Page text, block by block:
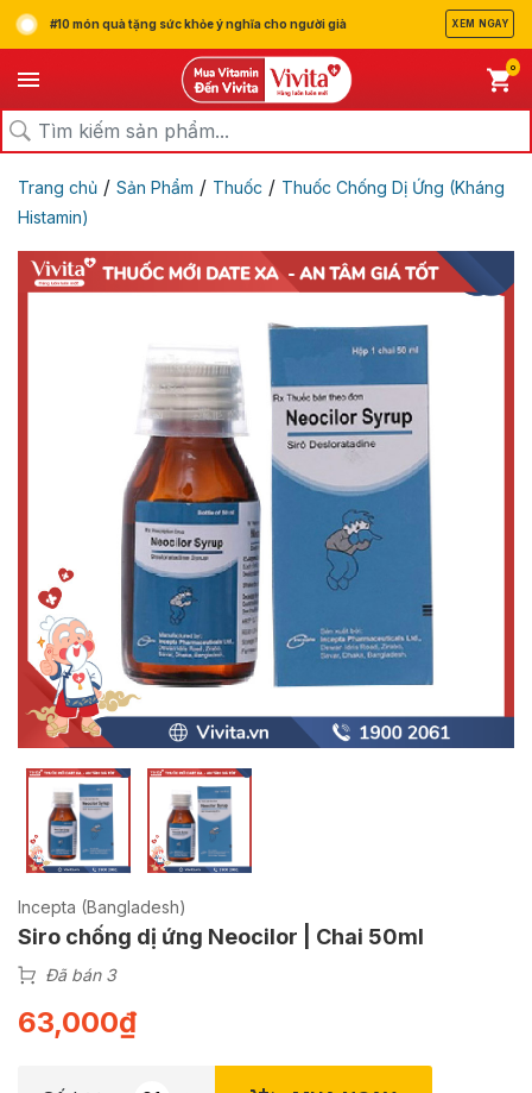
#10 món quà tặng sức khỏe ý nghĩa cho người già XEM NGAY
0
Trang chủ / Sản Phẩm / Thuốc / Thuốc Chống Dị Ứng (Kháng
Histamin)
Incepta (Bangladesh)
Siro chống dị ứng Neocilor | Chai 50ml
Đã bán 3
63,000₫